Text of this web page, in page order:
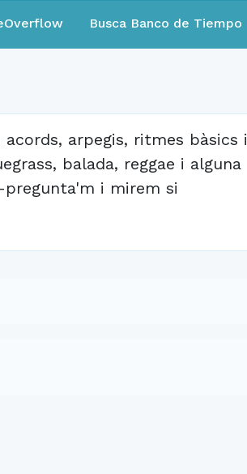
Busca Banco de Tiempo
arpegis, ritmes bàsics i
balada, reggae i alguna
i mirem si